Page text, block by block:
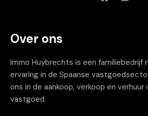
Over ons
Immo Huybrechts is een familiebedrijf
ervaring in de Spaanse
ons in de aankoop, verkoop en verhuur
vastgoed.